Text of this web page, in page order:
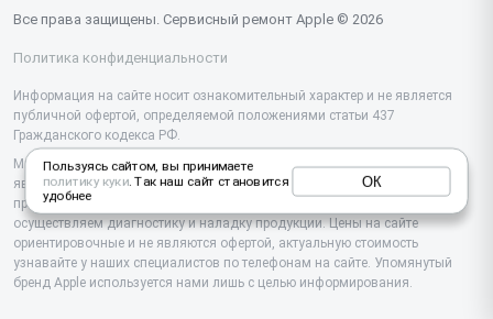
Studio Display
Vision Pro
Все права защищены. Сервисный ремонт Apple © 2026
Политика конфиденциальности
Информация на сайте носит ознакомительный характер и не является
публичной офертой, определяемой положениями статьи 437
Гражданского кодекса РФ.
Мы специализируемся на обслуживании и ремонте техники Apple, но не
являемся их официальным представителем. Предоставляем
профессиональные услуги после истечения гарантии, а также
осуществляем диагностику и наладку продукции. Цены на сайте
ориентировочные и не являются офертой, актуальную стоимость
узнавайте у наших специалистов по телефонам на сайте. Упомянутый
бренд Apple используется нами лишь с целью информирования.
Пользуясь сайтом, вы принимаете
политику куки. Так наш сайт становится
удобнее
ОК